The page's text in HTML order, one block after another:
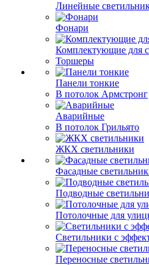
Линейные
Фонари
Комплектующие для
Торшеры
Панели тонкие
В потолок Армстронг
Аварийные
В потолок Грильято
ЖКХ светильники
Фасадные
Подводные
Потолочные для
Светильники с
Переносные